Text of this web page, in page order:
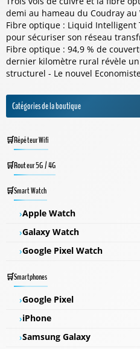
demi au hameau du Coudray au
Fibre optique : Liquid Intelligent
pour sécuriser son réseau
Fibre optique : 94,9 % de
dernier kilomètre rural révèle
structurel - Le nouvel
Catégories de la boutique
Répéteur Wifi
Routeur 5G / 4G
Smart Watch
Apple Watch
Galaxy Watch
Google Pixel Watch
Smartphones
Google Pixel
iPhone
Samsung Galaxy